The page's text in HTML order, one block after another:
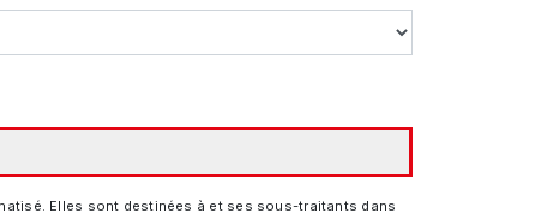
Elles sont destinées à et ses sous-traitants dans